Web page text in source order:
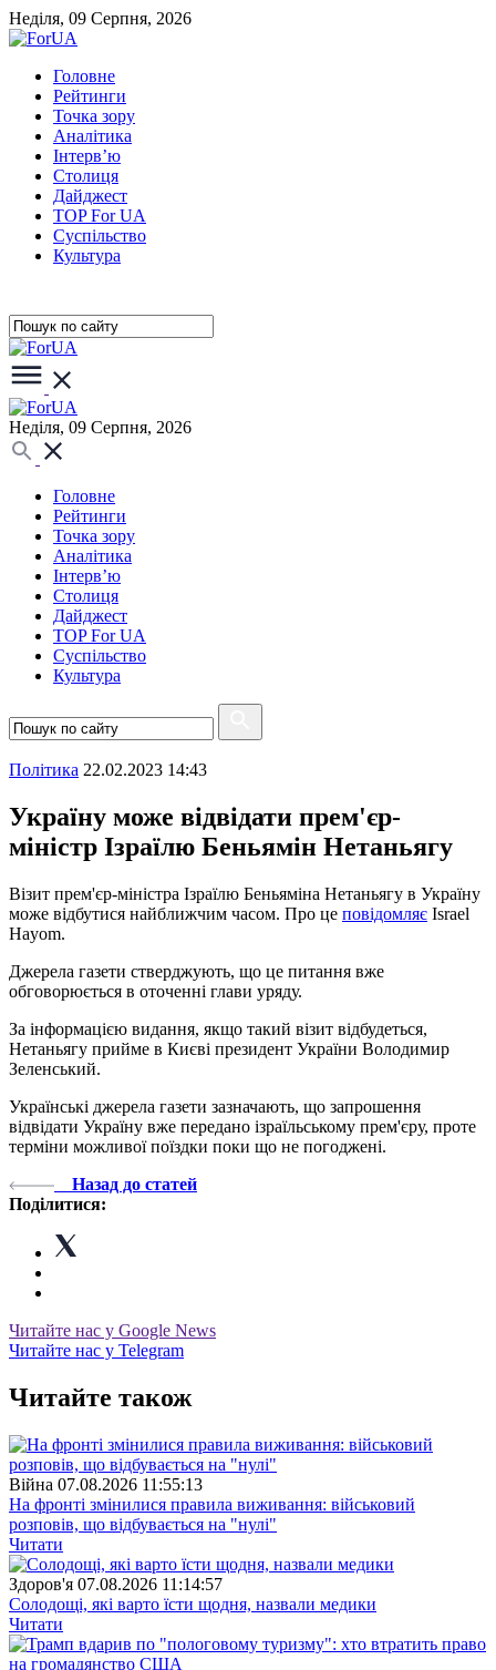
Неділя, 09 Серпня, 2026
Головне
Рейтинги
Точка зору
Аналітика
Інтерв’ю
Столиця
Дайджест
TOP For UA
Суспiльство
Культура
Неділя, 09 Серпня, 2026
Головне
Рейтинги
Точка зору
Аналітика
Інтерв’ю
Столиця
Дайджест
TOP For UA
Суспiльство
Культура
Полiтика 22.02.2023 14:43
Україну може відвідати прем'єр-
міністр Ізраїлю Беньямін Нетаньягу
Візит прем'єр-міністра Ізраїлю Беньяміна Нетаньягу в Україну
може відбутися найближчим часом. Про це повідомляє Israel
Hayom.
Джерела газети стверджують, що це питання вже
обговорюється в оточенні глави уряду.
За інформацією видання, якщо такий візит відбудеться,
Нетаньягу прийме в Києві президент України Володимир
Зеленський.
Українські джерела газети зазначають, що запрошення
відвідати Україну вже передано ізраїльському прем'єру, проте
терміни можливої поїздки поки що не погоджені.
Назад до статей
Поділитися:
Читайте нас у Google News
Читайте нас у Telegram
Читайте також
Війна 07.08.2026 11:55:13
На фронті змінилися правила виживання: військовий
розповів, що відбувається на "нулі"
Читати
Здоров'я 07.08.2026 11:14:57
Солодощі, які варто їсти щодня, назвали медики
Читати